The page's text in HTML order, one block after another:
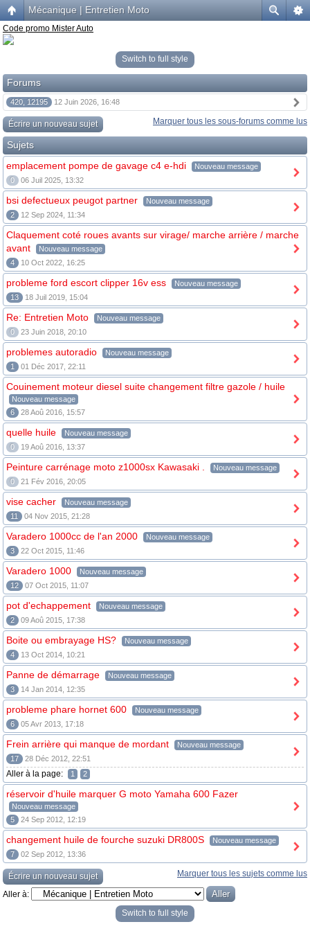
Mécanique | Entretien Moto
Code promo Mister Auto
Switch to full style
Forums
420, 12195 12 Juin 2026, 16:48
Marquer tous les sous-forums comme lus
Écrire un nouveau sujet
Sujets
emplacement pompe de gavage c4 e-hdi
Nouveau message
0
06 Juil 2025, 13:32
bsi defectueux peugot partner
Nouveau message
2
12 Sep 2024, 11:34
Claquement coté roues avants sur virage/ marche arrière / marche
avant
Nouveau message
4
10 Oct 2022, 16:25
probleme ford escort clipper 16v ess
Nouveau message
13
18 Juil 2019, 15:04
Re: Entretien Moto
Nouveau message
0
23 Juin 2018, 20:10
problemes autoradio
Nouveau message
1
01 Déc 2017, 22:11
Couinement moteur diesel suite changement filtre gazole / huile
Nouveau message
6
28 Aoû 2016, 15:57
quelle huile
Nouveau message
0
19 Aoû 2016, 13:37
Peinture carrénage moto z1000sx Kawasaki .
Nouveau message
0
21 Fév 2016, 20:05
vise cacher
Nouveau message
11
04 Nov 2015, 21:28
Varadero 1000cc de l'an 2000
Nouveau message
3
22 Oct 2015, 11:46
Varadero 1000
Nouveau message
12
07 Oct 2015, 11:07
pot d'echappement
Nouveau message
2
09 Aoû 2015, 17:38
Boite ou embrayage HS?
Nouveau message
4
13 Oct 2014, 10:21
Panne de démarrage
Nouveau message
3
14 Jan 2014, 12:35
probleme phare hornet 600
Nouveau message
6
05 Avr 2013, 17:18
Frein arrière qui manque de mordant
Nouveau message
17
28 Déc 2012, 22:51
Aller à la page: 1 2
réservoir d'huile marquer G moto Yamaha 600 Fazer
Nouveau message
5
24 Sep 2012, 12:19
changement huile de fourche suzuki DR800S
Nouveau message
7
02 Sep 2012, 13:36
Marquer tous les sujets comme lus
Écrire un nouveau sujet
Aller à:
Switch to full style